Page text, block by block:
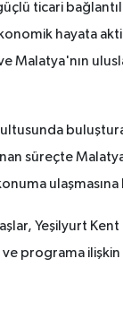
ticari
hayata
süreçte
ulaşmasına
Yeşilyurt
programa